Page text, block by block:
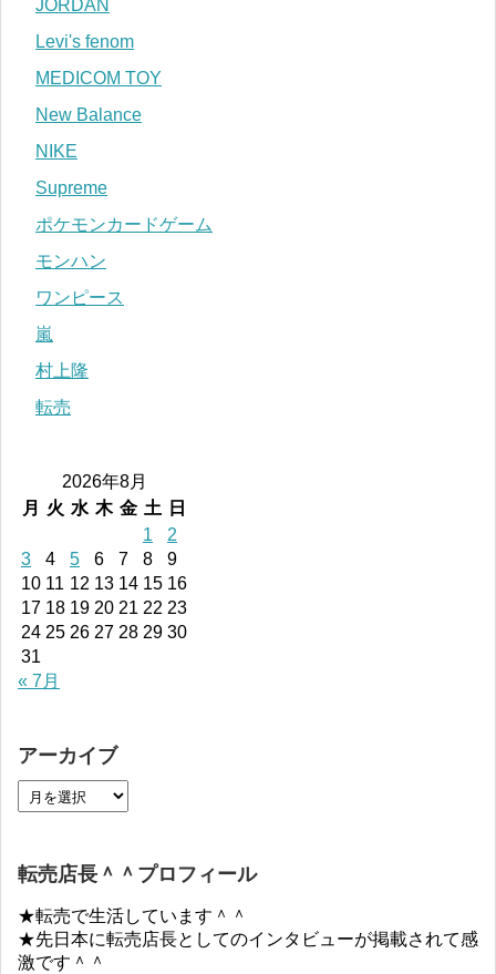
JORDAN
Levi's fenom
MEDICOM TOY
New Balance
NIKE
Supreme
ポケモンカードゲーム
モンハン
ワンピース
嵐
村上隆
転売
2026年8月
月
火 水 木 金 土
日
1
2
3
4 5 6 7 8
9
10 11 12 13 14 15 16
17 18 19 20 21 22 23
24 25 26 27 28 29 30
31
« 7月
アーカイブ
転売店長＾＾プロフィール
★転売で生活しています＾＾
★先日本に転売店長としてのインタビューが掲載されて感
激です＾＾